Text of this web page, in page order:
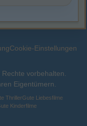
Cookie-Einstellungen
vorbehalten.
Eigentümern.
ThrillerGute Liebesfilme
Kinderfilme